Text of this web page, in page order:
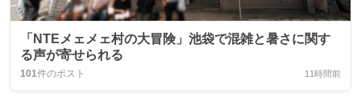
「NTEメェメェ村の大冒険」池袋で混雑と暑さに関す
る声が寄せられる
101件のポスト 11時間前